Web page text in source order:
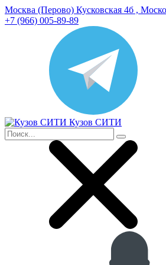
Москва (Перово) Кусковская 4б ,
+7 (966) 005-89-89
Кузов СИТИ